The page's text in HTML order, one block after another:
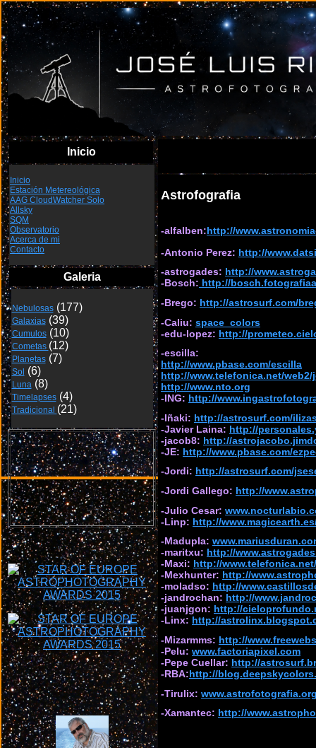
Inicio
Inicio
Estación Metereológica
AAG CloudWatcher Solo
Allsky
SQM
Observatorio
Acerca de mi
Contacto
Galeria
Nebulosas (177)
Galaxias (39)
Cumulos (10)
Cometas (12)
Planetas (7)
Sol (6)
Luna (8)
Timelapses (4)
Tradicional (21)
Astrofografia
-alfalben:http://
-Antonio Perez: http://
-astrogades: http://
-Bosch: http://
-Brego: http://astrosurf.com/
-Caliu: space_colors
-edu-lopez: http://
-escilla:
http://www.pbase.com/escilla
http://www.telefonica.net/
http://www.nto.org
-ING: http://
-Iñaki: http://astrosurf.com/
-Javier Laina: http://
-jacob8: http://
-JE: http://www.pbase.com/
-Jordi: http://astrosurf.com/
-Jordi Gallego: http://
-Julio Cesar:
-Linp: http://
-Madupla:
-maritxu: http://
-Maxi: http://
-Mexhunter: http://
-moladso: http://
-jandrochan: http://
-juanjgon: http://
-Linx: http://
-Mizarmms: http://
-Pelu: www.factoriapixel.com
-Pepe Cuellar: http://
-RBA:http://
-Tirulix:
-Xamantec: http://